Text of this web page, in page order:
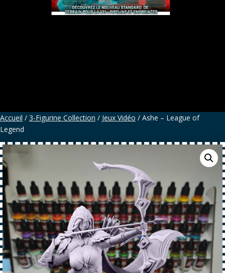
Accueil / 3-Figurine Collection / Jeux Vidéo / Ashe – League of
Legend